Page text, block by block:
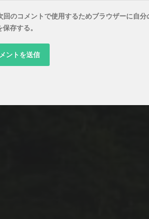
回のコメントで使用するためブラウザーに自
存する。